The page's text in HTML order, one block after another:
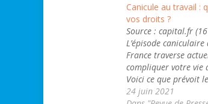
Canicule au travail :
vos droits ?
Source : capital.fr
L’épisode caniculaire
France traverse
compliquer votre vie
Voici ce que prévoit
travail en cas de
24 juin 2021